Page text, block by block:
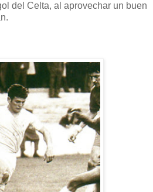
del Celta, al aprovechar un buen